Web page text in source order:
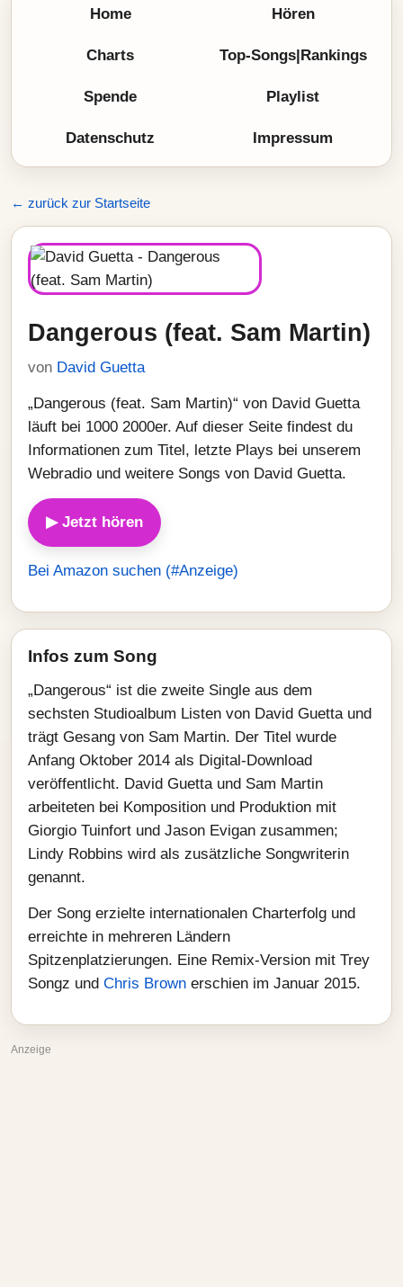
Home Hören
Charts Top-Songs|Rankings
Spende Playlist
Datenschutz Impressum
← zurück zur Startseite
Dangerous (feat. Sam Martin)
von David Guetta
„Dangerous (feat. Sam Martin)“ von David Guetta
läuft bei 1000 2000er. Auf dieser Seite findest du
Informationen zum Titel, letzte Plays bei unserem
Webradio und weitere Songs von David Guetta.
▶ Jetzt hören
Bei Amazon suchen (#Anzeige)
Infos zum Song
„Dangerous“ ist die zweite Single aus dem
sechsten Studioalbum Listen von David Guetta und
trägt Gesang von Sam Martin. Der Titel wurde
Anfang Oktober 2014 als Digital-Download
veröffentlicht. David Guetta und Sam Martin
arbeiteten bei Komposition und Produktion mit
Giorgio Tuinfort und Jason Evigan zusammen;
Lindy Robbins wird als zusätzliche Songwriterin
genannt.
Der Song erzielte internationalen Charterfolg und
erreichte in mehreren Ländern
Spitzenplatzierungen. Eine Remix-Version mit Trey
Songz und Chris Brown erschien im Januar 2015.
Anzeige